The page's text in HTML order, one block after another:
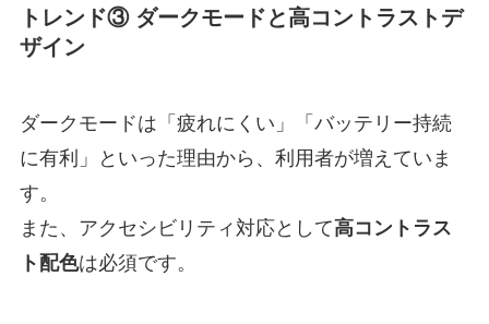
トレンド③ ダークモードと高コントラストデ
ザイン
ダークモードは「疲れにくい」「バッテリー持続
に有利」といった理由から、利用者が増えていま
す。
また、アクセシビリティ対応として高コントラス
ト配色は必須です。